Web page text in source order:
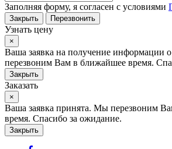
Заполняя форму, я согласен с условиями
Закрыть Перезвонить
Узнать цену
×
Ваша заявка на получение информации
перезвоним Вам в ближайшее время.
Закрыть
Заказать
×
Ваша заявка принята. Мы перезвоним
время. Спасибо за ожидание.
Закрыть